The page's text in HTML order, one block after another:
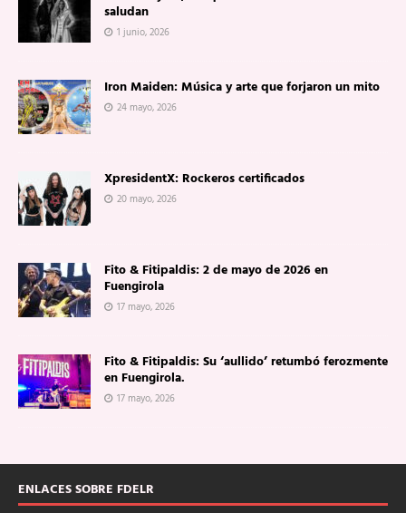
saludan
1 junio, 2026
Iron Maiden: Música y arte que forjaron un mito
24 mayo, 2026
XpresidentX: Rockeros certificados
20 mayo, 2026
Fito & Fitipaldis: 2 de mayo de 2026 en
Fuengirola
17 mayo, 2026
Fito & Fitipaldis: Su ‘aullido’ retumbó ferozmente
en Fuengirola.
17 mayo, 2026
ENLACES SOBRE FDELR